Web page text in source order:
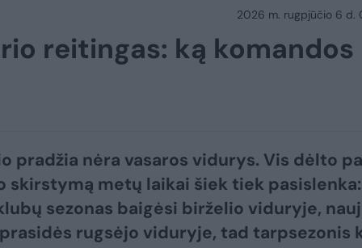
2026 m. rugpjūčio 6 d.
reitingas: ką komandos
pradžia nėra vasaros vidurys. Vis dėlto
skirstymą metų laikai šiek tiek pasislenka:
sezonas baigėsi birželio viduryje,
rugsėjo viduryje, tad tarpsezonis